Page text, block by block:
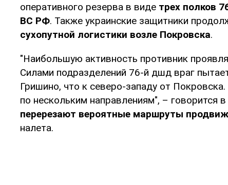
оперативного резерва в виде трех полков
ВС РФ. Также украинские защитники
сухопутной логистики возле Покровска.
"Наибольшую активность противник
Силами подразделений 76-й дшд враг
Гришино, что к северо-западу от
по нескольким направлениям", – говорится
перерезают вероятные маршруты
налета.